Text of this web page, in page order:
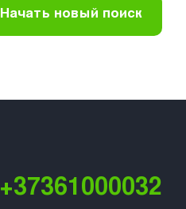
Начать новый поиск
+37361000032